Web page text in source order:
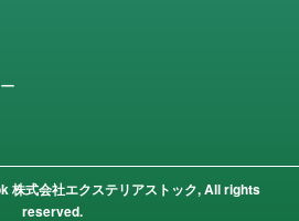
式会社エクステリアストック, All rights
reserved.